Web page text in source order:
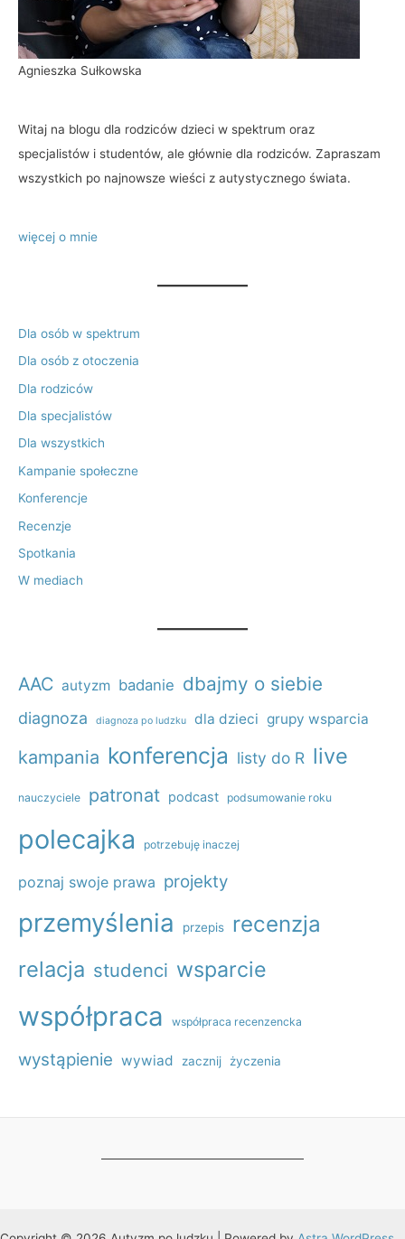
Agnieszka Sułkowska
Witaj na blogu dla rodziców dzieci w spektrum oraz
specjalistów i studentów, ale głównie dla rodziców. Zapraszam
wszystkich po najnowsze wieści z autystycznego świata.
więcej o mnie
Dla osób w spektrum
Dla osób z otoczenia
Dla rodziców
Dla specjalistów
Dla wszystkich
Kampanie społeczne
Konferencje
Recenzje
Spotkania
W mediach
AAC autyzm badanie dbajmy o siebie
diagnoza diagnoza po ludzku dla dzieci grupy wsparcia
kampania konferencja listy do R live
nauczyciele patronat podcast podsumowanie roku
polecajka potrzebuję inaczej
poznaj swoje prawa projekty
przemyślenia przepis
recenzja
relacja studenci wsparcie
współpraca współpraca recenzencka
wystąpienie wywiad zacznij życzenia